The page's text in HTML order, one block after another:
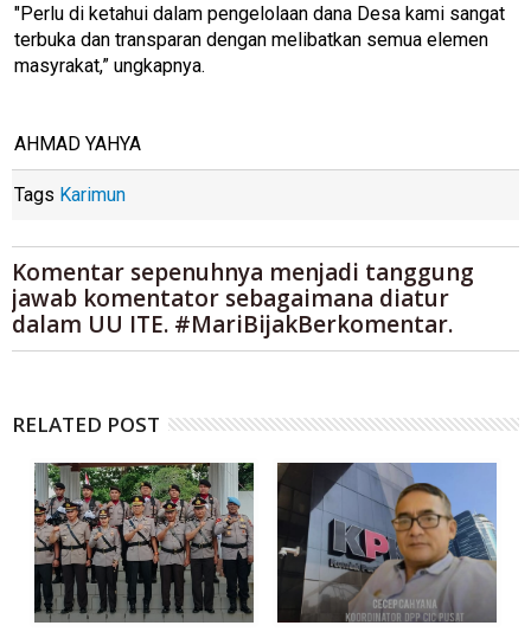
"Perlu di ketahui dalam pengelolaan dana Desa kami sangat
terbuka dan transparan dengan melibatkan semua elemen
masyrakat,” ungkapnya.
AHMAD YAHYA
Tags Karimun
Komentar sepenuhnya menjadi tanggung
jawab komentator sebagaimana diatur
dalam UU ITE. #MariBijakBerkomentar.
RELATED POST